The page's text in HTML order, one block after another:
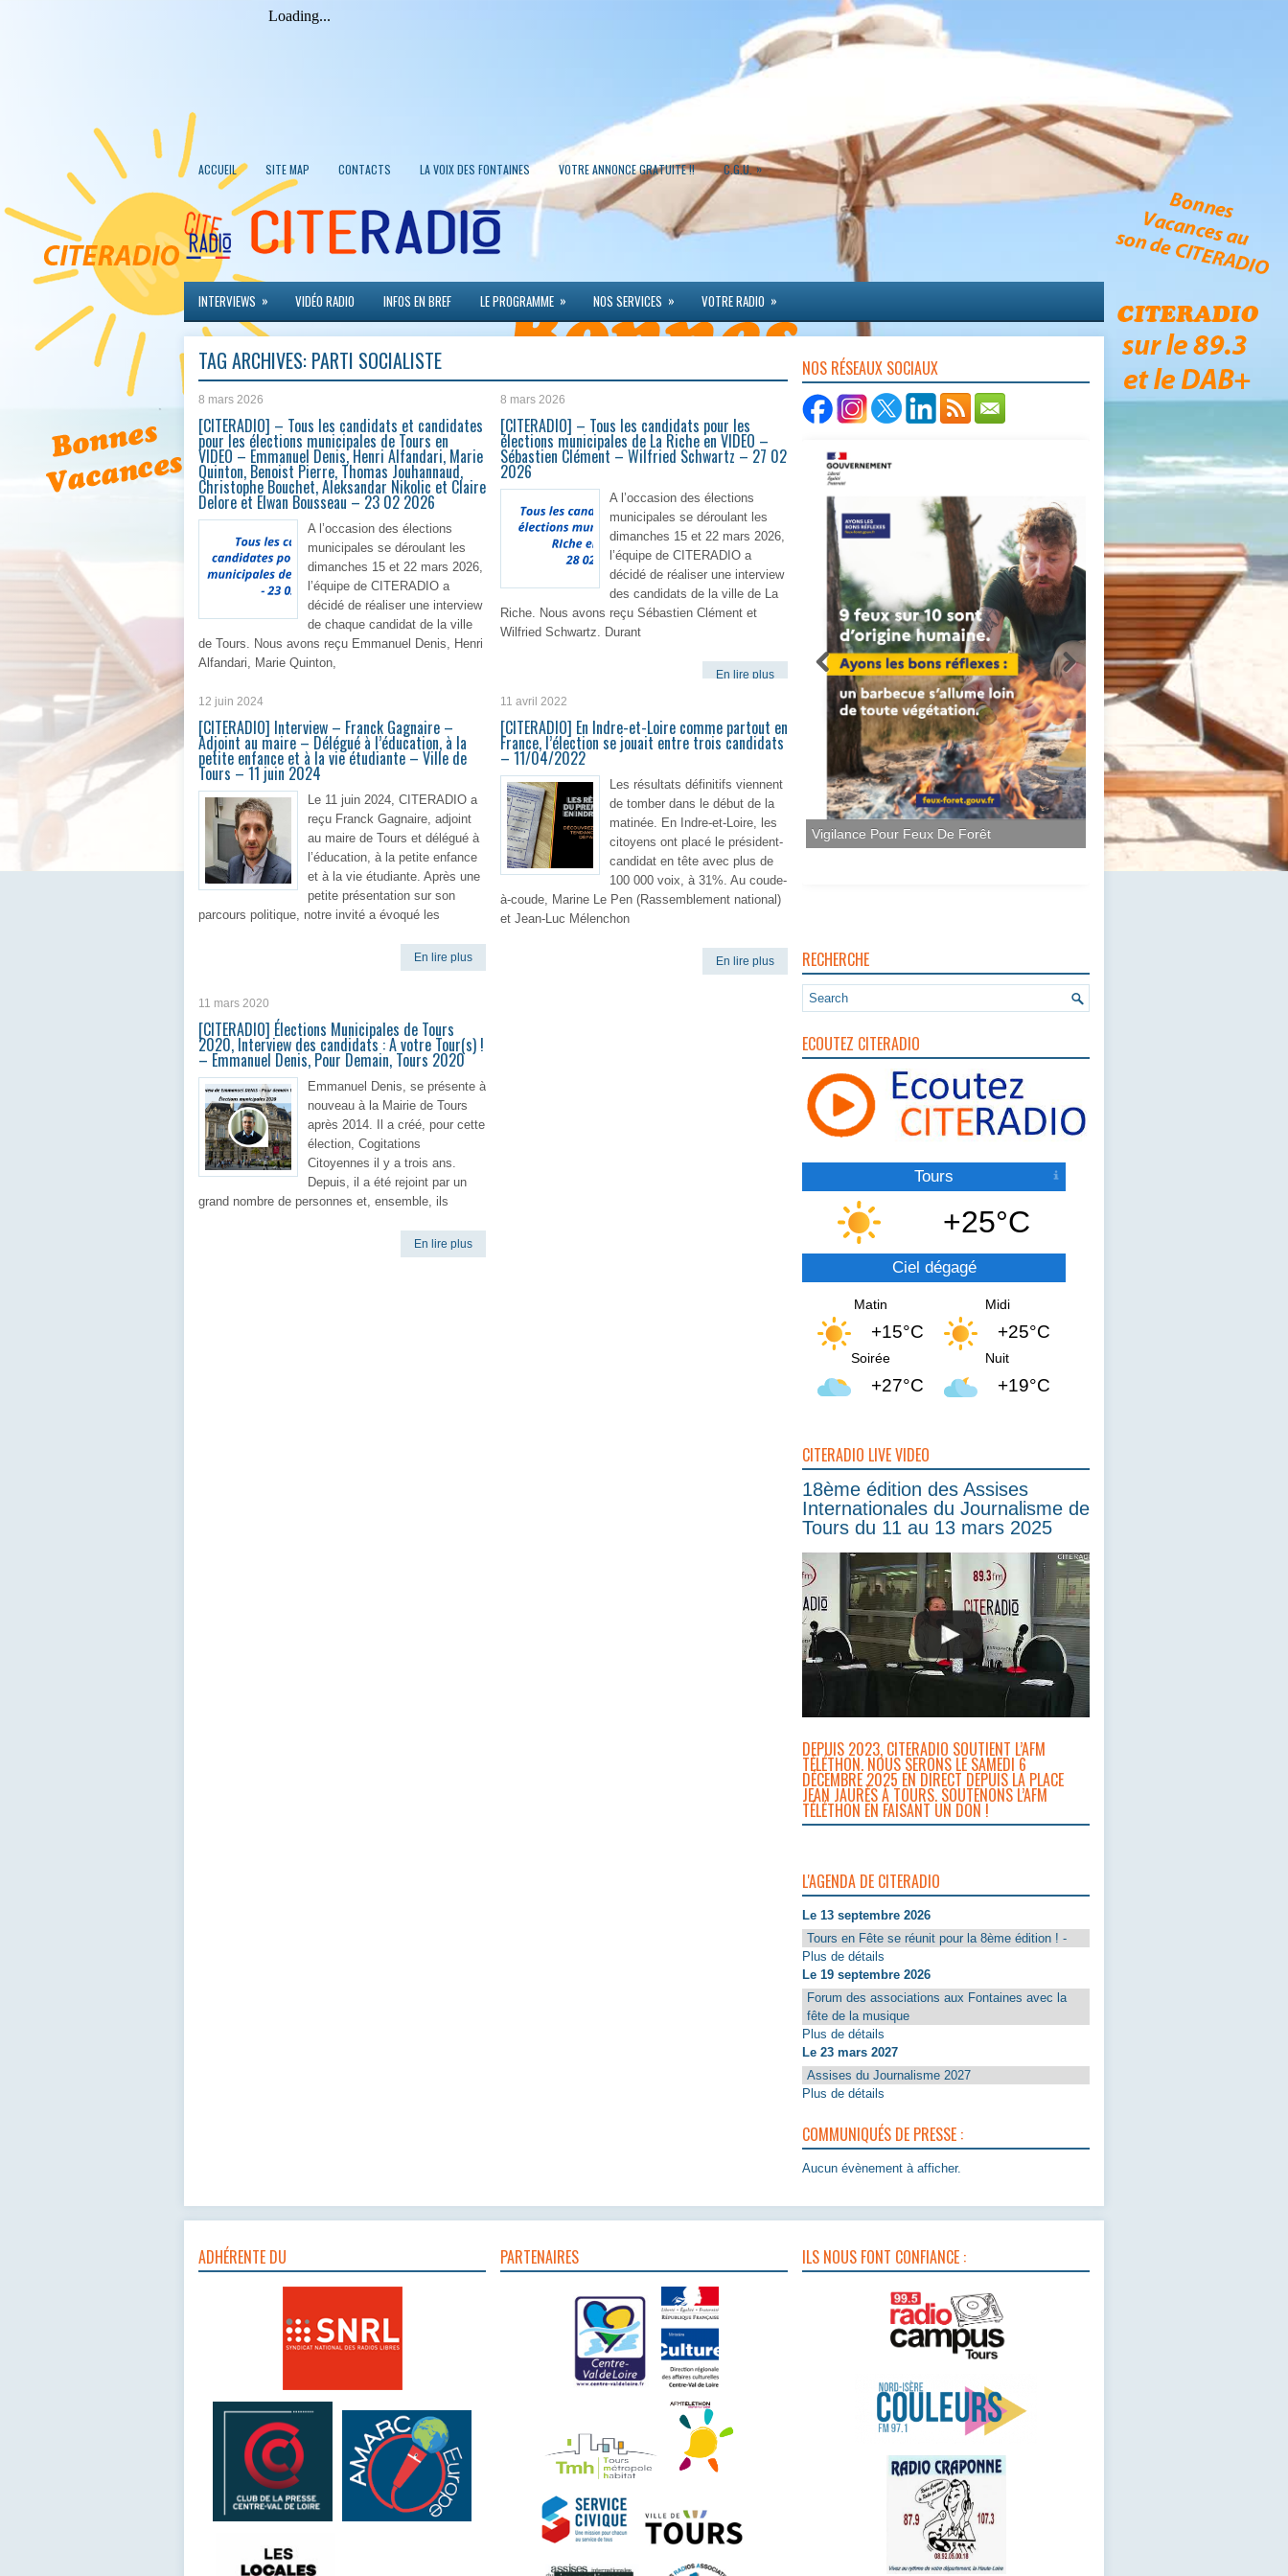
ACCUEIL SITE MAP CONTACTS LA VOIX DES FONTAINES VOTRE ANNONCE GRATUITE !! C.G.U. »
INTERVIEWS » VIDÉO RADIO INFOS EN BREF LE PROGRAMME » NOS SERVICES » VOTRE RADIO »
TAG ARCHIVES: PARTI SOCIALISTE
8 mars 2026
[CITERADIO] – Tous les candidats et candidates
pour les élections municipales de Tours en
VIDEO – Emmanuel Denis, Henri Alfandari, Marie
Quinton, Benoist Pierre, Thomas Jouhannaud,
Christophe Bouchet, Aleksandar Nikolic et Claire
Delore et Elwan Bousseau – 23 02 2026
A l’occasion des élections
municipales se déroulant les
dimanches 15 et 22 mars 2026,
l’équipe de CITERADIO a
décidé de réaliser une interview
de chaque candidat de la ville
de Tours. Nous avons reçu Emmanuel Denis, Henri
Alfandari, Marie Quinton,
8 mars 2026
[CITERADIO] – Tous les candidats pour les
élections municipales de La Riche en VIDEO –
Sébastien Clément – Wilfried Schwartz – 27 02
2026
A l’occasion des élections
municipales se déroulant les
dimanches 15 et 22 mars 2026,
l’équipe de CITERADIO a
décidé de réaliser une interview
des candidats de la ville de La
Riche. Nous avons reçu Sébastien Clément et
Wilfried Schwartz. Durant
En lire plus
12 juin 2024
[CITERADIO] Interview – Franck Gagnaire –
Adjoint au maire – Délégué à l’éducation, à la
petite enfance et à la vie étudiante – Ville de
Tours – 11 juin 2024
Le 11 juin 2024, CITERADIO a
reçu Franck Gagnaire, adjoint
au maire de Tours et délégué à
l’éducation, à la petite enfance
et à la vie étudiante. Après une
petite présentation sur son
parcours politique, notre invité a évoqué les
En lire plus
11 avril 2022
[CITERADIO] En Indre-et-Loire comme partout en
France, l’élection se jouait entre trois candidats
– 11/04/2022
Les résultats définitifs viennent
de tomber dans le début de la
matinée. En Indre-et-Loire, les
citoyens ont placé le président-
candidat en tête avec plus de
100 000 voix, à 31%. Au coude-
à-coude, Marine Le Pen (Rassemblement national)
et Jean-Luc Mélenchon
En lire plus
11 mars 2020
[CITERADIO] Élections Municipales de Tours
2020, Interview des candidats : A votre Tour(s) !
– Emmanuel Denis, Pour Demain, Tours 2020
Emmanuel Denis, se présente à
nouveau à la Mairie de Tours
après 2014. Il a créé, pour cette
élection, Cogitations
Citoyennes il y a trois ans.
Depuis, il a été rejoint par un
grand nombre de personnes et, ensemble, ils
En lire plus
NOS RÉSEAUX SOCIAUX
Vigilance Pour Feux De Forêt
RECHERCHE
ECOUTEZ CITERADIO
Tours
+25°C
Ciel dégagé
Matin
+15°C
Midi
+25°C
Soirée
+27°C
Nuit
+19°C
CITERADIO LIVE VIDEO
18ème édition des Assises
Internationales du Journalisme de
Tours du 11 au 13 mars 2025
DEPUIS 2023, CITERADIO SOUTIENT L’AFM
TÉLÉTHON. NOUS SERONS LE SAMEDI 6
DÉCEMBRE 2025 EN DIRECT DEPUIS LA PLACE
JEAN JAURÈS À TOURS. SOUTENONS L’AFM
TÉLÉTHON EN FAISANT UN DON !
L'AGENDA DE CITERADIO
Le 13 septembre 2026
Tours en Fête se réunit pour la 8ème édition ! -
Plus de détails
Le 19 septembre 2026
Forum des associations aux Fontaines avec la
fête de la musique
Plus de détails
Le 23 mars 2027
Assises du Journalisme 2027
Plus de détails
COMMUNIQUÉS DE PRESSE :
Aucun évènement à afficher.
ADHÉRENTE DU PARTENAIRES ILS NOUS FONT CONFIANCE :